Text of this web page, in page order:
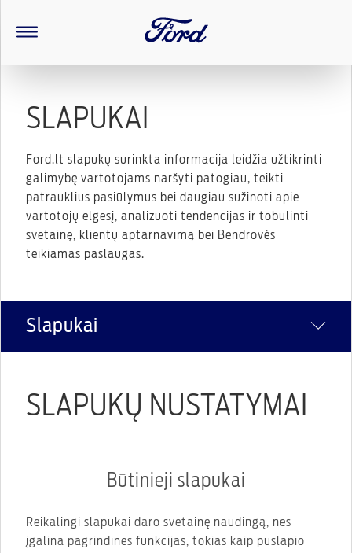
SLAPUKAI
Ford.lt slapukų surinkta informacija leidžia užtikrinti
galimybę vartotojams naršyti patogiau, teikti
patrauklius pasiūlymus bei daugiau sužinoti apie
vartotojų elgesį, analizuoti tendencijas ir tobulinti
svetainę, klientų aptarnavimą bei Bendrovės
teikiamas paslaugas.
Slapukai
SLAPUKŲ NUSTATYMAI
Būtinieji slapukai
Reikalingi slapukai daro svetainę naudingą, nes
įgalina pagrindines funkcijas, tokias kaip puslapio